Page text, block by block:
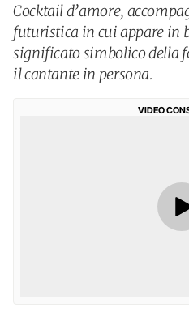
Cocktail d’amore,
futuristica in cui appare in
significato simbolico della
il cantante in persona.
VIDEO